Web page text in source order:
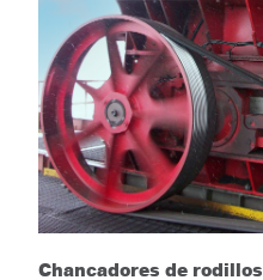
Chancadores de rodillos